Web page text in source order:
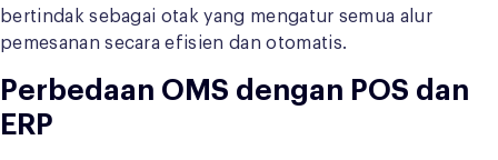
bertindak sebagai otak yang mengatur semua alur
pemesanan secara efisien dan otomatis.
Perbedaan OMS dengan POS dan
ERP